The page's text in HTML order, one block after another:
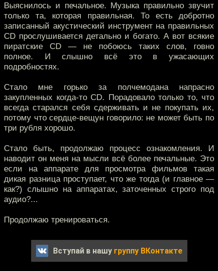
Выяснилось и печальное. Музыка правильно звучит
только та, которая правильная. То есть добротно
записанный акустический инструмент на правильных
CD прослушивается детально и богато. А вот всякие
пиратские CD — не побоюсь таких слов, говно
полное. И слышно всё это в ужасающих
подробностях.
Стало мне горько за полчемодана напрасно
закупленных когда-то CD. Порадовало только то, что
всегда старался себя сдерживать и не покупать их,
потому что сердце-вещун говорило: не может быть по
три рубля хорошо.
Стало быть, продолжаю процесс ознакомления. И
наводит он меня на мысли всё более печальные. Это
если на аппарате для просмотра фильмов такая
дикая разница проступает, что же тогда (и главное —
как?) слышно на аппаратах, заточенных строго под
аудио?...
Продолжаю тренироваться.
Вступай в нашу группу ВКонтакте